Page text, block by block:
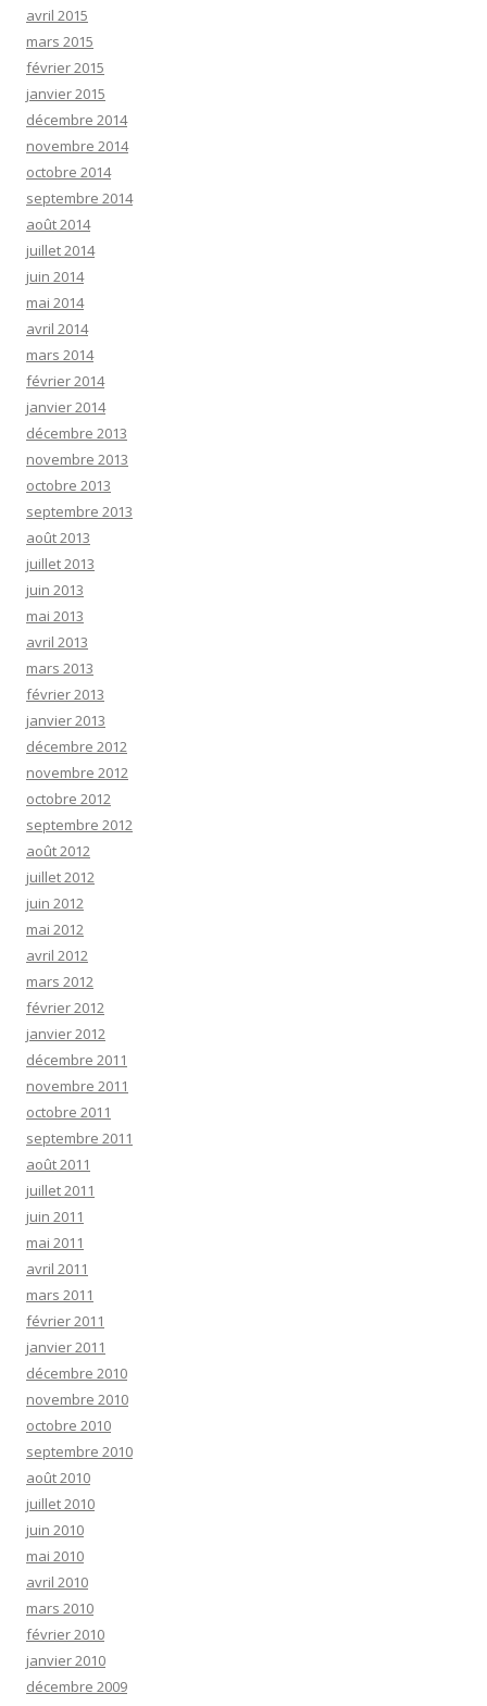
avril 2015
mars 2015
février 2015
janvier 2015
décembre 2014
novembre 2014
octobre 2014
septembre 2014
août 2014
juillet 2014
juin 2014
mai 2014
avril 2014
mars 2014
février 2014
janvier 2014
décembre 2013
novembre 2013
octobre 2013
septembre 2013
août 2013
juillet 2013
juin 2013
mai 2013
avril 2013
mars 2013
février 2013
janvier 2013
décembre 2012
novembre 2012
octobre 2012
septembre 2012
août 2012
juillet 2012
juin 2012
mai 2012
avril 2012
mars 2012
février 2012
janvier 2012
décembre 2011
novembre 2011
octobre 2011
septembre 2011
août 2011
juillet 2011
juin 2011
mai 2011
avril 2011
mars 2011
février 2011
janvier 2011
décembre 2010
novembre 2010
octobre 2010
septembre 2010
août 2010
juillet 2010
juin 2010
mai 2010
avril 2010
mars 2010
février 2010
janvier 2010
décembre 2009